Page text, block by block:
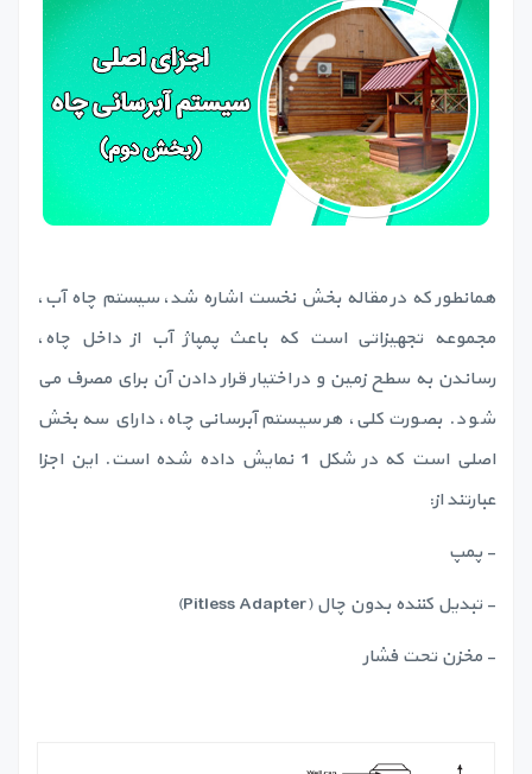
همانطور که در مقاله بخش نخست اشاره شد، سیستم چاه آب،
مجموعه تجهیزاتی است که باعث پمپاژ آب از داخل چاه،
رساندن به سطح زمین و در اختیار قرار دادن آن برای مصرف می
شود. بصورت کلی، هر سیستم آبرسانی چاه، دارای سه بخش
اصلی است که در شکل 1 نمایش داده شده است. این اجزا
عبارتند از:
- پمپ
- تبدیل کننده بدون چال (Pitless Adapter)
- مخزن تحت فشار